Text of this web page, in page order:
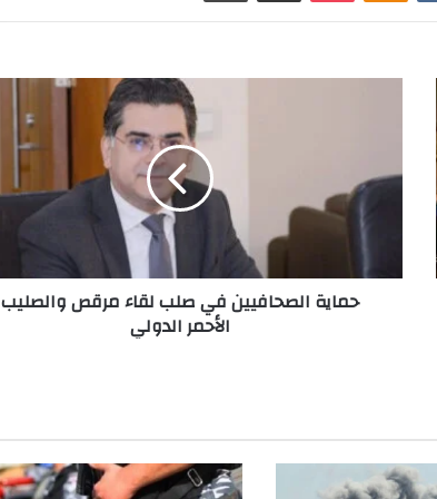
ة
ح
ي
ص
ل
حماية الصحافيين في صلب لقاء مرقص والصليب
الأحمر الدولي